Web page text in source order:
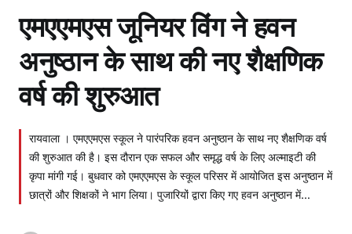
एमएएमएस जूनियर विंग ने हवन
अनुष्ठान के साथ की नए शैक्षणिक
वर्ष की शुरुआत
रायवाला । एमएएमएस स्कूल ने पारंपरिक हवन अनुष्ठान के साथ नए शैक्षणिक वर्ष
की शुरुआत की है। इस दौरान एक सफल और समृद्ध वर्ष के लिए अल्माइटी की
कृपा मांगी गई। बुधवार को एमएएमएस के स्कूल परिसर में आयोजित इस अनुष्ठान में
छात्रों और शिक्षकों ने भाग लिया। पुजारियों द्वारा किए गए हवन अनुष्ठान में…